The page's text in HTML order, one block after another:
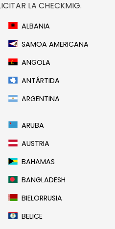
LA CHECKMIG.
ALBANIA
SAMOA AMERICANA
ANGOLA
ANTÁRTIDA
ARGENTINA
ARUBA
AUSTRIA
BAHAMAS
BANGLADESH
BIELORRUSIA
BELICE